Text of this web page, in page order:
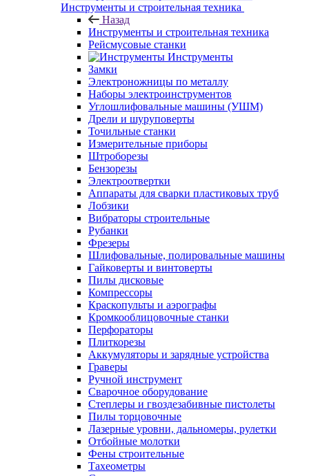
Инструменты и строительная техника
Назад
Инструменты и строительная техника
Рейсмусовые станки
Инструменты
Замки
Электроножницы по металлу
Наборы электроинструментов
Углошлифовальные машины (УШМ)
Дрели и шуруповерты
Точильные станки
Измерительные приборы
Штроборезы
Бензорезы
Электроотвертки
Аппараты для сварки пластиковых труб
Лобзики
Вибраторы строительные
Рубанки
Фрезеры
Шлифовальные, полировальные машины
Гайковерты и винтоверты
Пилы дисковые
Компрессоры
Краскопульты и аэрографы
Кромкооблицовочные станки
Перфораторы
Плиткорезы
Аккумуляторы и зарядные устройства
Граверы
Ручной инструмент
Сварочное оборудование
Степлеры и гвоздезабивные пистолеты
Пилы торцовочные
Лазерные уровни, дальномеры, рулетки
Отбойные молотки
Фены строительные
Тахеометры